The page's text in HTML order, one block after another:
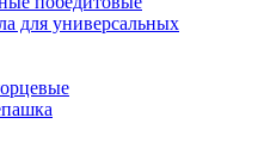
для универсальных